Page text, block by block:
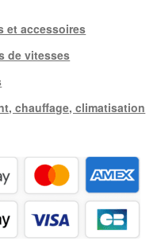
et accessoires
de vitesses
chauffage, climatisation